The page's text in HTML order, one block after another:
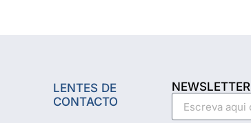
LENTES DE
CONTACTO
NEWSLETTER